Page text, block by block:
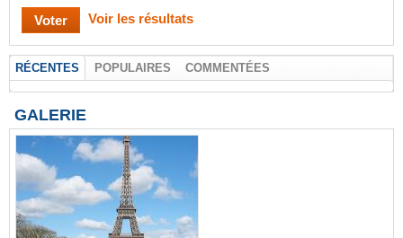
Voir les résultats
RÉCENTES POPULAIRES COMMENTÉES
GALERIE